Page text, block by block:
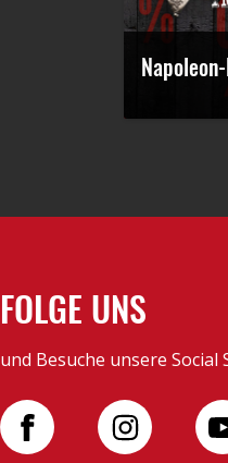
FOLGE UNS
und Besuche unsere